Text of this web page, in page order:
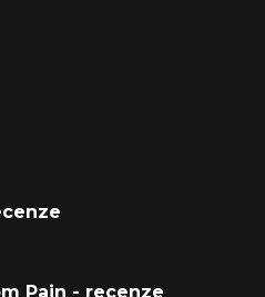
Pain - recenze